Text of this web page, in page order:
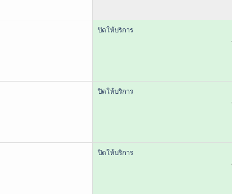
ปิดให้บริการ
ปิดให้บริการ
ปิดให้บริการ